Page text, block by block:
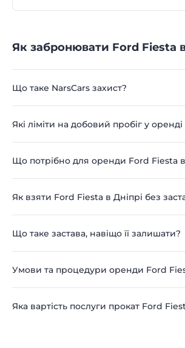
Як забронювати Ford Fiesta в
Що таке NarsCars захист?
Які ліміти на добовий пробіг у оренді
Що потрібно для оренди Ford Fiesta в
Як взяти Ford Fiesta в Дніпрі без
Що таке застава, навіщо її залишати?
Умови та процедури оренди Ford
Яка вартість послуги прокат Ford